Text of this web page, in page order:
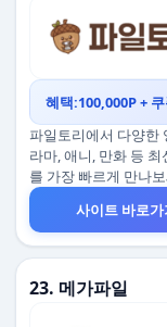
혜택:100,000P +
파일토리에서 다양한
라마, 애니, 만화 등 최
를 가장 빠르게 만나
사이트 바로가
23. 메가파일